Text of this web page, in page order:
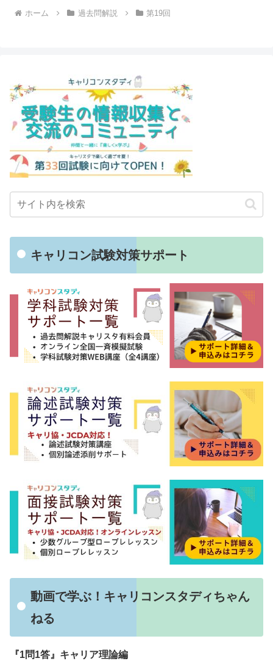
ホーム 過去問解説 第19回
キャリコン試験対策サポート
動画で学ぶ！キャリコンスタディちゃん
ねる
『1問1答』キャリア理論編